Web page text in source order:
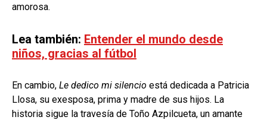
amorosa.
Lea también: Entender el mundo desde
niños, gracias al fútbol
En cambio, Le dedico mi silencio está dedicada a Patricia
Llosa, su exesposa, prima y madre de sus hijos. La
historia sigue la travesía de Toño Azpilcueta, un amante